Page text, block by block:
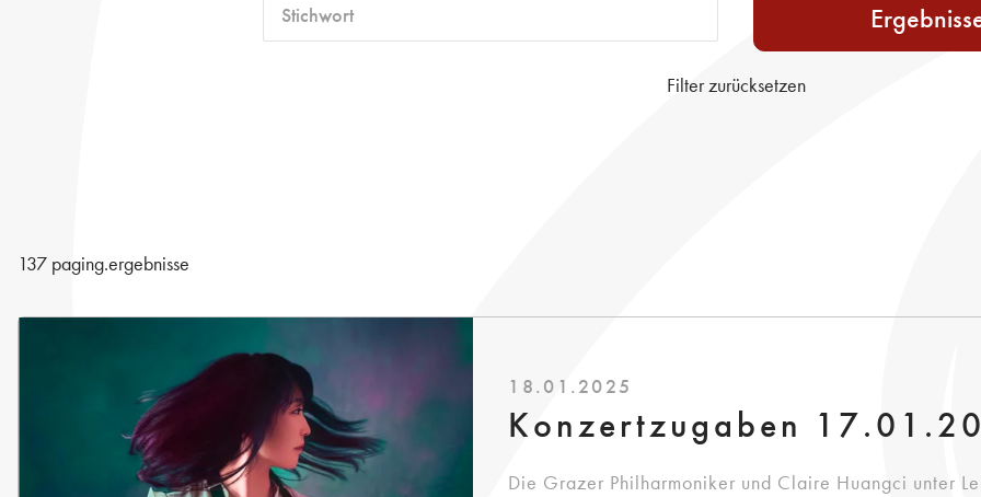
Filter zurücksetzen
137 paging.ergebnisse
18.01.2025
Konzertzugaben
Die Grazer Philharmoniker und Claire Huangci unter